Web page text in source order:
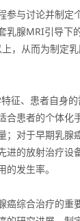
参与讨论并制定
乳腺MRI引导下
，从而为制定
征、患者自身
合患者的个体化
；对于早期乳腺
进的放射治疗设
发生率。
癌综合治疗的重